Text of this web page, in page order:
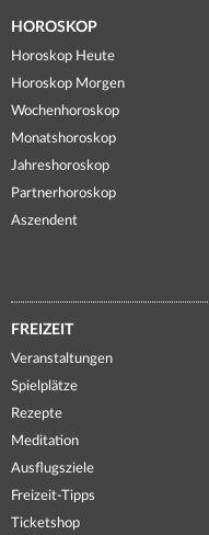
HOROSKOP
Horoskop Heute
Horoskop Morgen
Wochenhoroskop
Monatshoroskop
Jahreshoroskop
Partnerhoroskop
Aszendent
FREIZEIT
Veranstaltungen
Spielplätze
Rezepte
Meditation
Ausflugsziele
Freizeit-Tipps
Ticketshop